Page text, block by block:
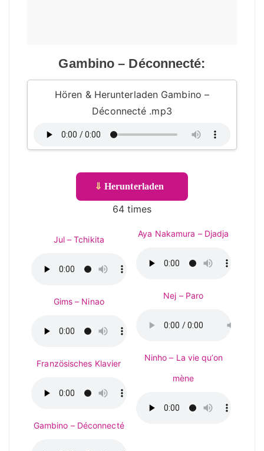
Gambino – Déconnecté:
Hören & Herunterladen Gambino –
Déconnecté .mp3
⇓ Herunterladen
64 times
Jul – Tchikita
Gims – Ninao
Französisches Klavier
Gambino – Déconnecté
Aya Nakamura – Djadja
Nej – Paro
Ninho – La vie qu’on
mène